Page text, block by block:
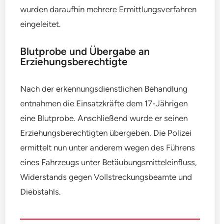
wurden daraufhin mehrere Ermittlungsverfahren
eingeleitet.
Blutprobe und Übergabe an
Erziehungsberechtigte
Nach der erkennungsdienstlichen Behandlung
entnahmen die Einsatzkräfte dem 17-Jährigen
eine Blutprobe. Anschließend wurde er seinen
Erziehungsberechtigten übergeben. Die Polizei
ermittelt nun unter anderem wegen des Führens
eines Fahrzeugs unter Betäubungsmitteleinfluss,
Widerstands gegen Vollstreckungsbeamte und
Diebstahls.